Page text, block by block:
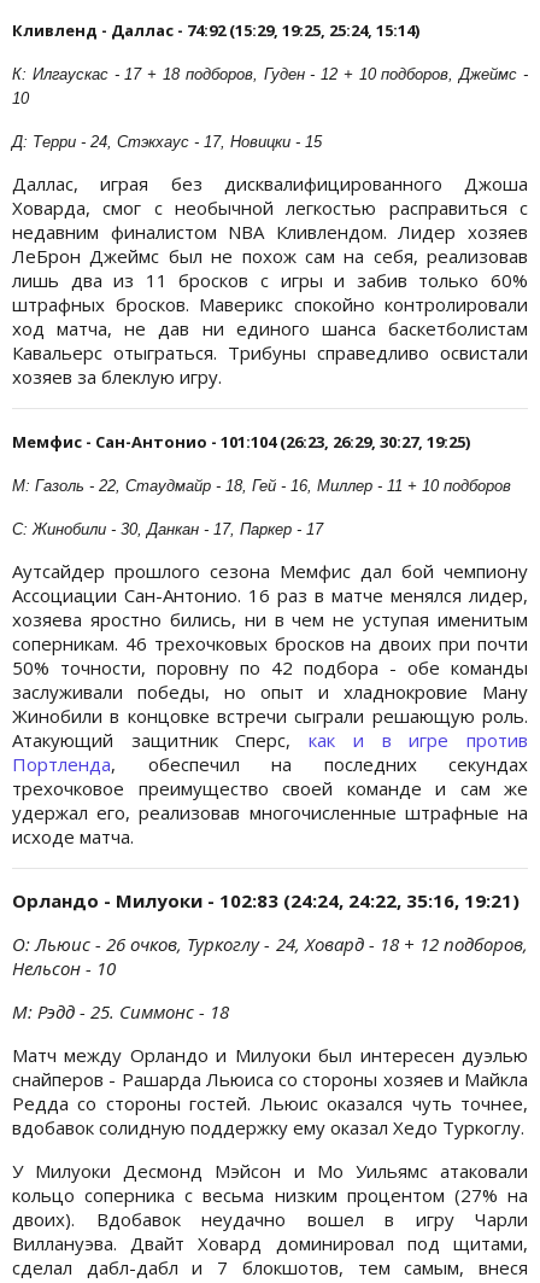
Кливленд - Даллас - 74:92 (15:29, 19:25, 25:24, 15:14)
К: Илгаускас - 17 + 18 подборов, Гуден - 12 + 10 подборов, Джеймс -
10
Д: Терри - 24, Стэкхаус - 17, Новицки - 15
Даллас, играя без дисквалифицированного Джоша
Ховарда, смог с необычной легкостью расправиться с
недавним финалистом NBA Кливлендом. Лидер хозяев
ЛеБрон Джеймс был не похож сам на себя, реализовав
лишь два из 11 бросков с игры и забив только 60%
штрафных бросков. Маверикс спокойно контролировали
ход матча, не дав ни единого шанса баскетболистам
Кавальерс отыграться. Трибуны справедливо освистали
хозяев за блеклую игру.
Мемфис - Сан-Антонио - 101:104 (26:23, 26:29, 30:27, 19:25)
М: Газоль - 22, Стаудмайр - 18, Гей - 16, Миллер - 11 + 10 подборов
С: Жинобили - 30, Данкан - 17, Паркер - 17
Аутсайдер прошлого сезона Мемфис дал бой чемпиону
Ассоциации Сан-Антонио. 16 раз в матче менялся лидер,
хозяева яростно бились, ни в чем не уступая именитым
соперникам. 46 трехочковых бросков на двоих при почти
50% точности, поровну по 42 подбора - обе команды
заслуживали победы, но опыт и хладнокровие Ману
Жинобили в концовке встречи сыграли решающую роль.
Атакующий защитник Сперс,как и в игре против
Портленда, обеспечил на последних секундах
трехочковое преимущество своей команде и сам же
удержал его, реализовав многочисленные штрафные на
исходе матча.
Орландо - Милуоки - 102:83 (24:24, 24:22, 35:16, 19:21)
О: Льюис - 26 очков, Туркоглу - 24, Ховард - 18 + 12 подборов,
Нельсон - 10
М: Рэдд - 25. Симмонс - 18
Матч между Орландо и Милуоки был интересен дуэлью
снайперов - Рашарда Льюиса со стороны хозяев и Майкла
Редда со стороны гостей. Льюис оказался чуть точнее,
вдобавок солидную поддержку ему оказал Хедо Туркоглу.
У Милуоки Десмонд Мэйсон и Мо Уильямс атаковали
кольцо соперника с весьма низким процентом (27% на
двоих). Вдобавок неудачно вошел в игру Чарли
Виллануэва. Двайт Ховард доминировал под щитами,
сделал дабл-дабл и 7 блокшотов, тем самым, внеся